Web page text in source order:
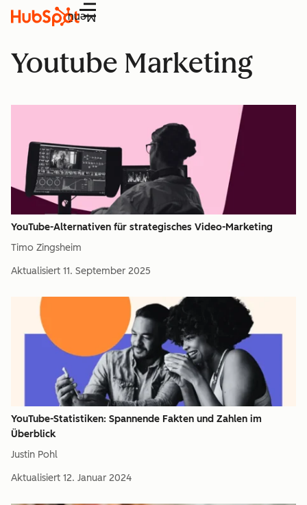
Menü
Youtube Marketing
YouTube-Alternativen für strategisches Video-Marketing
Timo Zingsheim
Aktualisiert 11. September 2025
YouTube-Statistiken: Spannende Fakten und Zahlen im
Überblick
Justin Pohl
Aktualisiert 12. Januar 2024